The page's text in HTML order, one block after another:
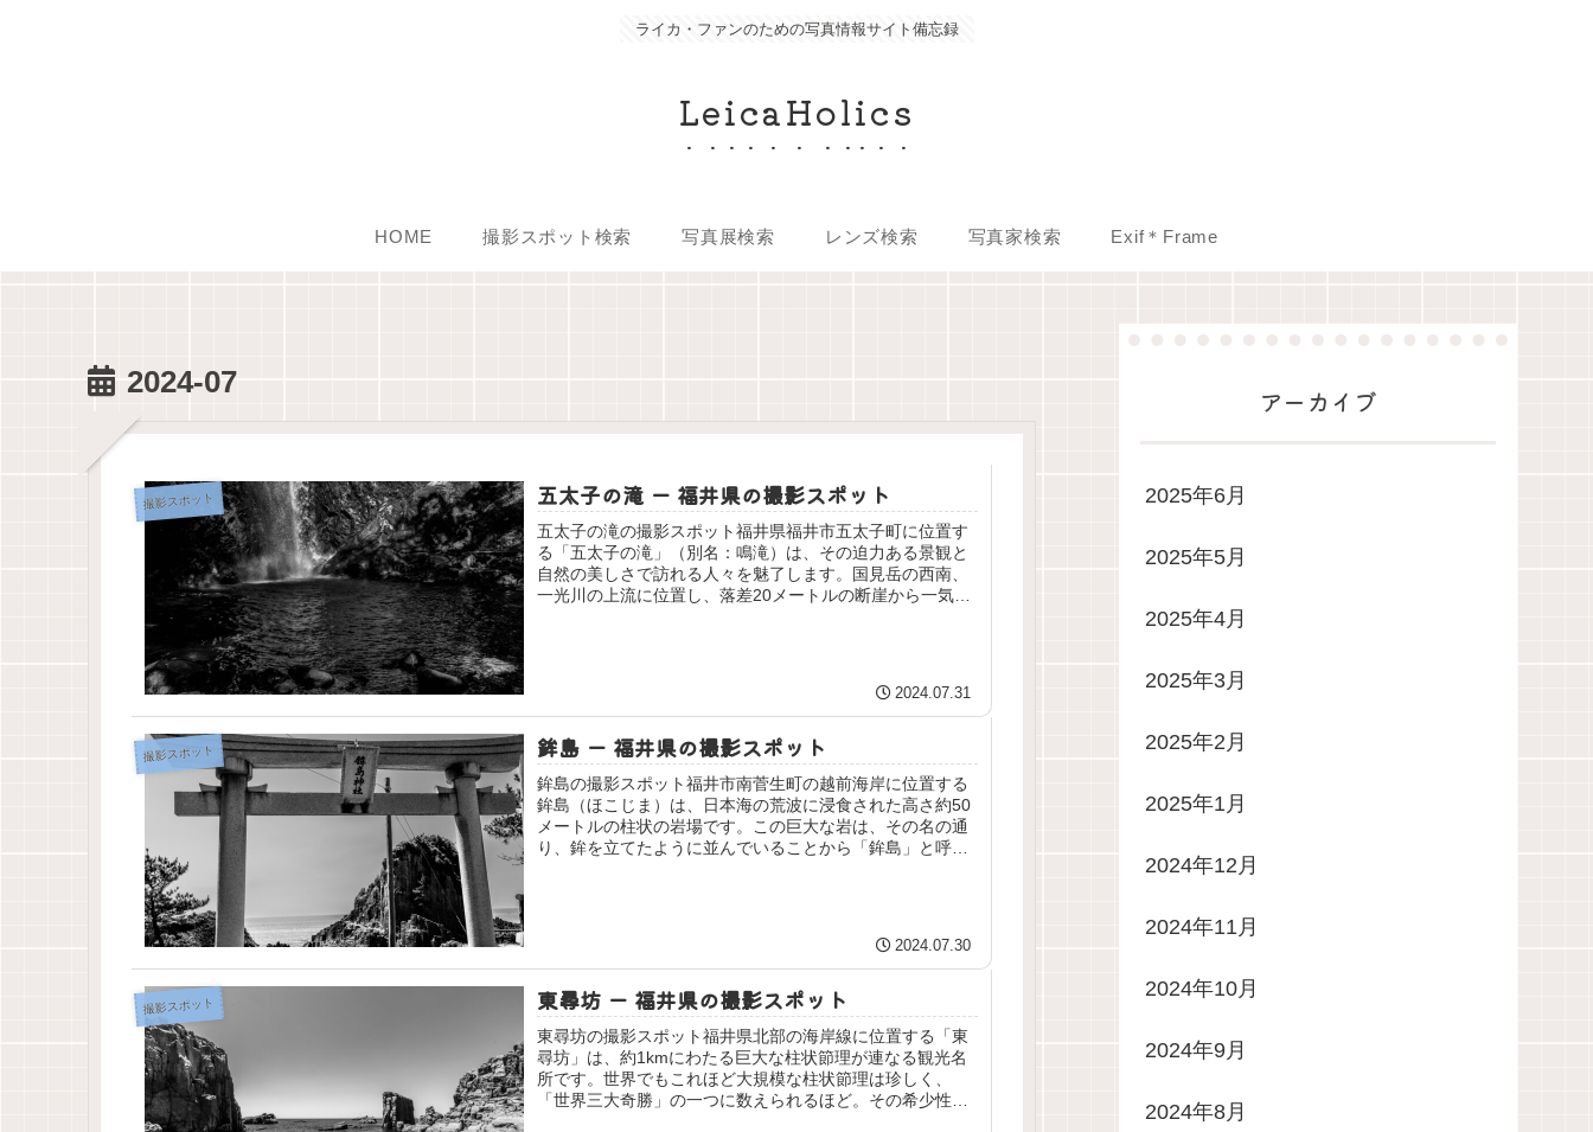
ライカ・ファンのための写真情報サイト備忘録
LeicaHolics
HOME 撮影スポット検索 写真展検索 レンズ検索 写真家検索 Exif＊Frame
2024-07
撮影スポット 五太子の滝 ー 福井県の撮影スポット
五太子の滝の撮影スポット福井県福井市五太子町に位置す
る「五太子の滝」（別名：鳴滝）は、その迫力ある景観と
自然の美しさで訪れる人々を魅了します。国見岳の西南、
一光川の上流に位置し、落差20メートルの断崖から一気に
2024.07.31
撮影スポット 鉾島 ー 福井県の撮影スポット
鉾島の撮影スポット福井市南菅生町の越前海岸に位置する
鉾島（ほこじま）は、日本海の荒波に浸食された高さ約50
メートルの柱状の岩場です。この巨大な岩は、その名の通
り、鉾を立てたように並んでいることから「鉾島」と呼ば
2024.07.30
撮影スポット 東尋坊 ー 福井県の撮影スポット
東尋坊の撮影スポット福井県北部の海岸線に位置する「東
尋坊」は、約1kmにわたる巨大な柱状節理が連なる観光名
所です。世界でもこれほど大規模な柱状節理は珍しく、
「世界三大奇勝」の一つに数えられるほど。その希少性か
アーカイブ
2025年6月
2025年5月
2025年4月
2025年3月
2025年2月
2025年1月
2024年12月
2024年11月
2024年10月
2024年9月
2024年8月